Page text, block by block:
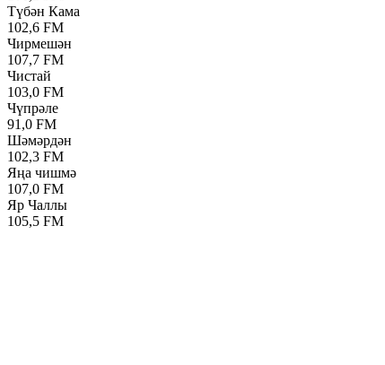
Түбән Кама
102,6 FM
Чирмешән
107,7 FM
Чистай
103,0 FM
Чүпрәле
91,0 FM
Шәмәрдән
102,3 FM
Яңа чишмә
107,0 FM
Яр Чаллы
105,5 FM